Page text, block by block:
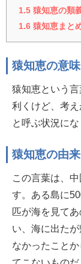
1.5 猿知恵の類
1.6 猿知恵まと
猿知恵の意
猿知恵という
利くけど、考
と呼ぶ状況にな
猿知恵の由来
この言葉は、
す。ある島に
匹が海を見て
い、海に出た
なかったこと